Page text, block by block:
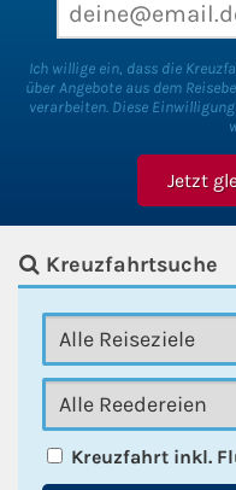
Ich willige ein, dass die
über Angebote aus dem
verarbeiten. Diese
Kreuzfahrtsuche
Kreuzfahrt inkl.